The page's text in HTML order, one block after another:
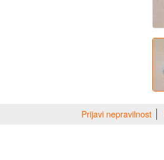
Prijavi nepravilnost